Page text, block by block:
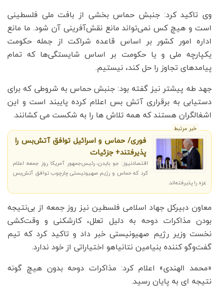
وی تاکید کرد: جنبش حماس بخشی از بافت ملی فلسطینی
است و هیچ کس نمی‌تواند مانع نقش‌آفرینی آن شود. ما مانع
اداره امور کشور بر اساس قاعده شراکت از جمله حکومت
یکپارچه ملی و یا حکومت بر اساس شایستگی‌ها که تمام
پیامدهای تجاوز را حل کند، نیستیم.
جهد طه پیشتر نیز گفته بود: جنبش حماس به شروطی که برای
دستیابی به برقراری آتش بس اعلام کرده پایبند است و این
اشغالگران هستند که همه تلاش ها را به شکست می کشانند.
خبر مرتبط
فوری/ حماس و اسرائیل توافق آتش‌بس را
پذیرفتند+ جزئیات
اقتصادنیوز: جو بایدن، رئیس‌جمهور آمریکا روز جمعه اعلام
کرد که حماس و رژیم صهیونیستی چارچوب توافق آتش‌بس
غزه را پذیرفته‌اند.
معاون دبیرکل جهاد اسلامی فلسطین نیز روز جمعه از بی‌نتیجه
بودن مذاکرات دوحه به دلیل تعلل، کارشکنی و وقت‌کشی
نخست وزیر رژیم صهیونیستی خبر داد و تاکید کرد که تیم
گفت‌وگو کننده بنیامین نتانیاهو اختیاراتی از خود ندارد.
«محمد الهندی» اعلام کرد: مذاکرات دوحه بدون هیچ گونه
نتیجه ای به پایان رسید.